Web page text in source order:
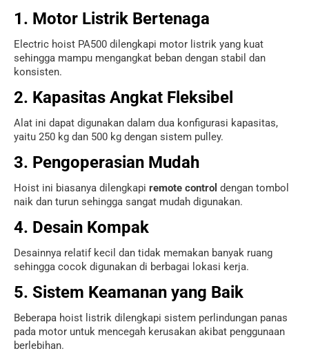
1. Motor Listrik Bertenaga
Electric hoist PA500 dilengkapi motor listrik yang kuat
sehingga mampu mengangkat beban dengan stabil dan
konsisten.
2. Kapasitas Angkat Fleksibel
Alat ini dapat digunakan dalam dua konfigurasi kapasitas,
yaitu 250 kg dan 500 kg dengan sistem pulley.
3. Pengoperasian Mudah
Hoist ini biasanya dilengkapi remote control dengan tombol
naik dan turun sehingga sangat mudah digunakan.
4. Desain Kompak
Desainnya relatif kecil dan tidak memakan banyak ruang
sehingga cocok digunakan di berbagai lokasi kerja.
5. Sistem Keamanan yang Baik
Beberapa hoist listrik dilengkapi sistem perlindungan panas
pada motor untuk mencegah kerusakan akibat penggunaan
berlebihan.